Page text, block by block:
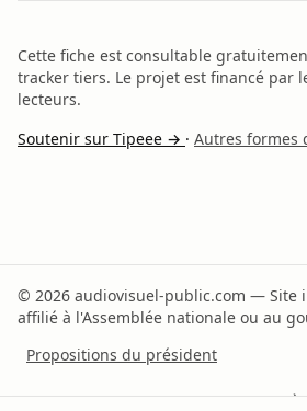
Cette fiche est consultable
tracker tiers. Le projet est financé par
lecteurs.
Soutenir sur Tipeee → · Autres formes
© 2026 audiovisuel-public.com — Site
affilié à l'Assemblée nationale ou au
Propositions du président
Recommandations du rapporteur À